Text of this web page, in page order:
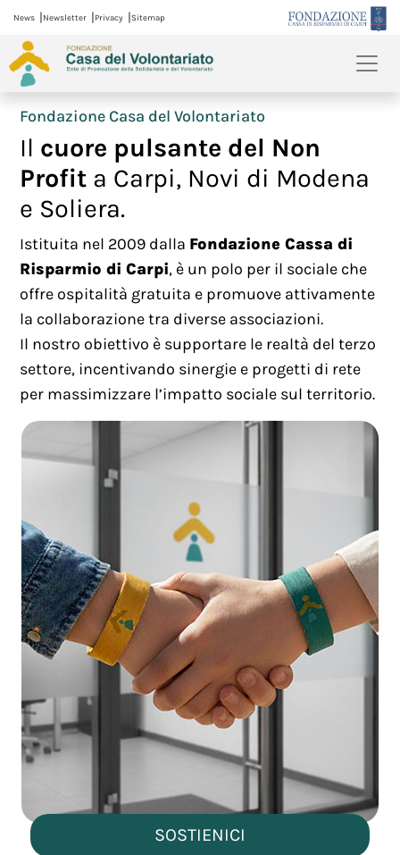
News |Newsletter |Privacy |Sitemap
Fondazione Casa del Volontariato
Il cuore pulsante del Non
Profit a Carpi, Novi di Modena
e Soliera.
Istituita nel 2009 dalla Fondazione Cassa di
Risparmio di Carpi, è un polo per il sociale che
offre ospitalità gratuita e promuove attivamente
la collaborazione tra diverse associazioni.
Il nostro obiettivo è supportare le realtà del terzo
settore, incentivando sinergie e progetti di rete
per massimizzare l’impatto sociale sul territorio.
SOSTIENICI